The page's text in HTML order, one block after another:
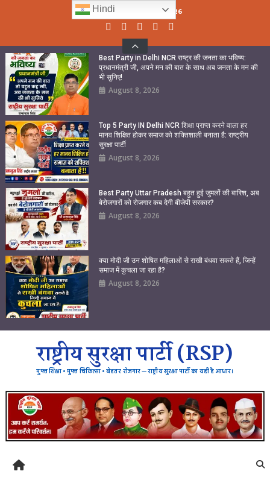
Sunday, August 09, 2026
Best Party in Delhi NCR राष्ट्र की जनता का भविष्य:
प्रधानमंत्री जी, अपने मन की बात के साथ अब जनता के मन की
भी सुनिए!
August 8, 2026
Top 5 Party IN Delhi NCR शिक्षा प्राप्त करने वाला हर
मानव शिक्षित होकर समाज को शक्तिशाली बनाता है: राष्ट्रीय
सुरक्षा पार्टी
August 8, 2026
Best Party Uttar Pradesh बहुत हुई जुमलों की बारिश, अब
बेरोजगारों को रोजगार कब देगी बीजेपी सरकार?
August 8, 2026
क्या मोदी जी उन शोषित महिलाओं से राखी बंधवा सकते हैं, जिन्हें
समाज में कुचला जा रहा है?
August 8, 2026
राष्ट्रीय सुरक्षा पार्टी (RSP)
मुफ्त शिक्षा • मुफ्त चिकित्सा • बेहतर रोजगार — राष्ट्रीय सुरक्षा पार्टी का यही है आधार।
Hindi